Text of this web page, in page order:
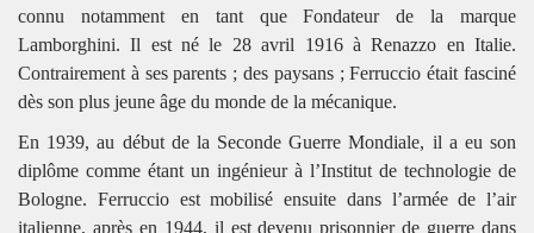
connu notamment en tant que Fondateur de la marque
Lamborghini. Il est né le 28 avril 1916 à Renazzo en Italie.
Contrairement à ses parents ; des paysans ; Ferruccio était fasciné
dès son plus jeune âge du monde de la mécanique.
En 1939, au début de la Seconde Guerre Mondiale, il a eu son
diplôme comme étant un ingénieur à l’Institut de technologie de
Bologne. Ferruccio est mobilisé ensuite dans l’armée de l’air
italienne, après en 1944, il est devenu prisonnier de guerre dans